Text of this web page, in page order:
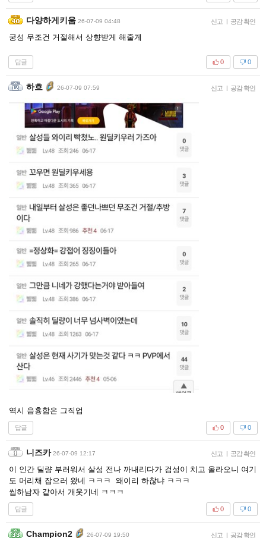
다양하게키움 26-07-09 04:48 신고 | 공감 확인
궁성 무조건 거절해서 상향받게 해줄게
답글 0
0
하흐 26-07-09 07:59 신고 | 공감 확인
역시 음흉함은 그직업
답글 0
0
니즈카 26-07-09 12:17 신고 | 공감 확인
이 인간 딜량 부러워서 살성 전나 까내리다가 검성이 치고 올라오니 여기
도 머리채 잡으러 왔네 ㅋㅋㅋ 왜이리 하찮냐 ㅋㅋㅋ
씹하남자 같아서 개웃기네 ㅋㅋㅋ
답글 0
0
Champion2 26-07-09 19:50 신고 | 공감 확인